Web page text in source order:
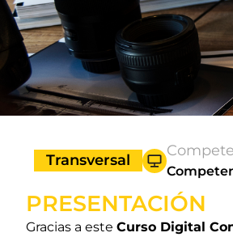
Transversal
PRESENTACIÓN
Gracias a este Curso Digital